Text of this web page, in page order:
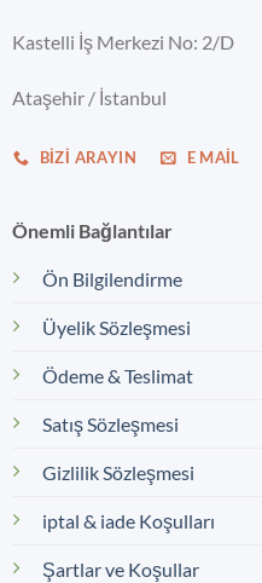
Kastelli İş Merkezi No: 2/D
Ataşehir / İstanbul
BIZI ARAYIN E MAIL
Önemli Bağlantılar
Ön Bilgilendirme
Üyelik Sözleşmesi
Ödeme & Teslimat
Satış Sözleşmesi
Gizlilik Sözleşmesi
iptal & iade Koşulları
Şartlar ve Koşullar